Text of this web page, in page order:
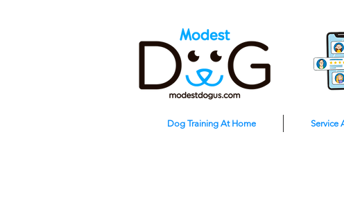
Dog Training At Home Service